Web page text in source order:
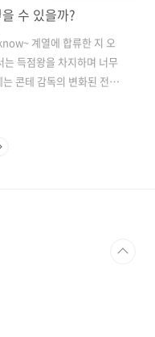
수 있을까?
계열에 합류한 지 오
득점왕을 차지하며 너무
콘테 감독의 변화된 전술
은 부진한 모습을 보이
중에 최강이라고 불리는